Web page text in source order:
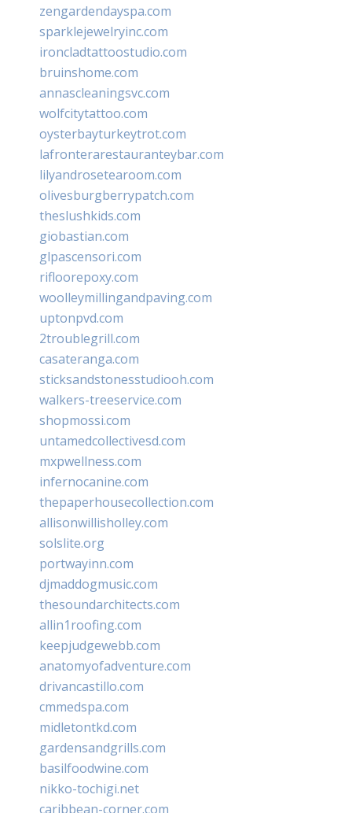
zengardendayspa.com
sparklejewelryinc.com
ironcladtattoostudio.com
bruinshome.com
annascleaningsvc.com
wolfcitytattoo.com
oysterbayturkeytrot.com
lafronterarestauranteybar.com
lilyandrosetearoom.com
olivesburgberrypatch.com
theslushkids.com
giobastian.com
glpascensori.com
rifloorepoxy.com
woolleymillingandpaving.com
uptonpvd.com
2troublegrill.com
casateranga.com
sticksandstonesstudiooh.com
walkers-treeservice.com
shopmossi.com
untamedcollectivesd.com
mxpwellness.com
infernocanine.com
thepaperhousecollection.com
allisonwillisholley.com
solslite.org
portwayinn.com
djmaddogmusic.com
thesoundarchitects.com
allin1roofing.com
keepjudgewebb.com
anatomyofadventure.com
drivancastillo.com
cmmedspa.com
midletontkd.com
gardensandgrills.com
basilfoodwine.com
nikko-tochigi.net
caribbean-corner.com